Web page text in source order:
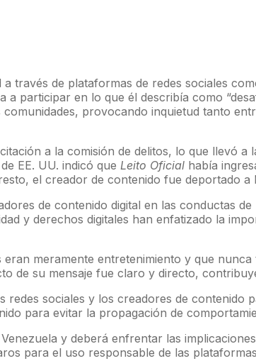
través de plataformas de redes sociales
participar en lo que él describía como
provocando inquietud tanto
a la comisión de delitos, lo que llevó a
EE. UU. indicó que Leito Oficial había
el creador de contenido fue deportado
de contenido digital en las conductas
y derechos digitales han enfatizado la
eran meramente entretenimiento y que
de su mensaje fue claro y directo,
sociales y los creadores de contenido
para evitar la propagación de
y deberá enfrentar las
para el uso responsable de las